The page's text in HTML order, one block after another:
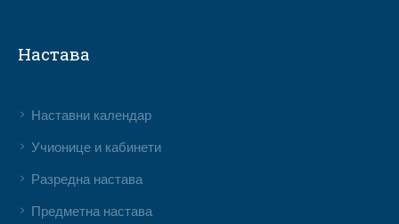
Настава
Наставни календар
Учионице и кабинети
Разредна настава
Предметна настава